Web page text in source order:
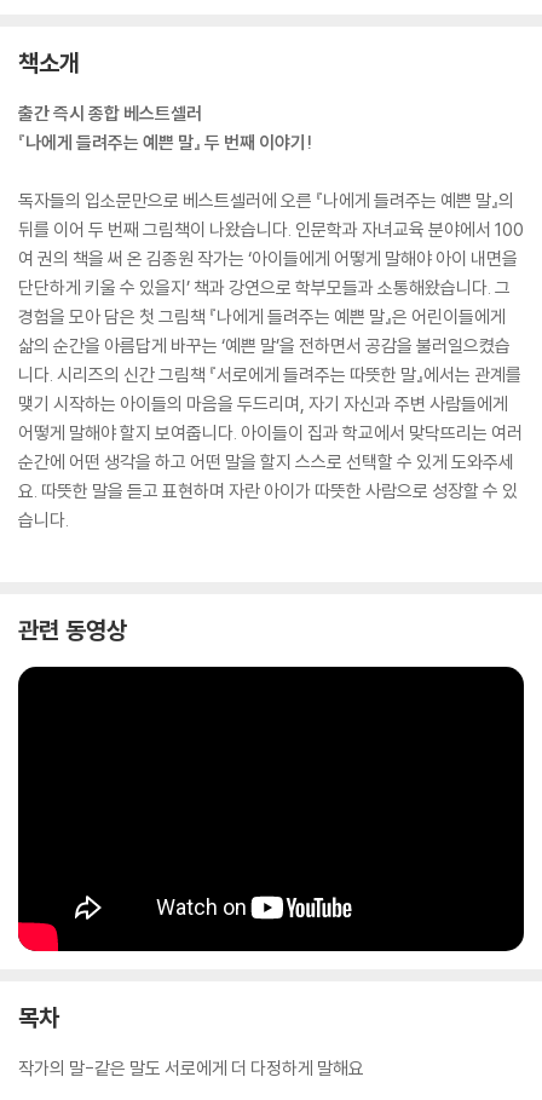
책소개
출간 즉시 종합 베스트셀러
『나에게 들려주는 예쁜 말』 두 번째 이야기!
독자들의 입소문만으로 베스트셀러에 오른 『나에게 들려주는 예쁜 말』의
뒤를 이어 두 번째 그림책이 나왔습니다. 인문학과 자녀교육 분야에서 100
여 권의 책을 써 온 김종원 작가는 ‘아이들에게 어떻게 말해야 아이 내면을
단단하게 키울 수 있을지’ 책과 강연으로 학부모들과 소통해왔습니다. 그
경험을 모아 담은 첫 그림책 『나에게 들려주는 예쁜 말』은 어린이들에게
삶의 순간을 아름답게 바꾸는 ‘예쁜 말’을 전하면서 공감을 불러일으켰습
니다. 시리즈의 신간 그림책 『서로에게 들려주는 따뜻한 말』에서는 관계를
맺기 시작하는 아이들의 마음을 두드리며, 자기 자신과 주변 사람들에게
어떻게 말해야 할지 보여줍니다. 아이들이 집과 학교에서 맞닥뜨리는 여러
순간에 어떤 생각을 하고 어떤 말을 할지 스스로 선택할 수 있게 도와주세
요. 따뜻한 말을 듣고 표현하며 자란 아이가 따뜻한 사람으로 성장할 수 있
습니다.
관련 동영상
목차
작가의 말-같은 말도 서로에게 더 다정하게 말해요